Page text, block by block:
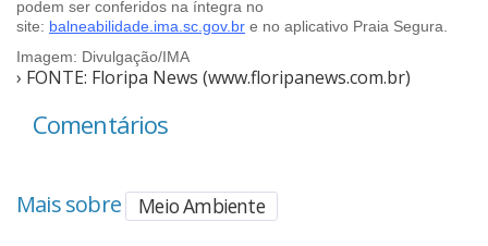
podem ser conferidos na íntegra no
site: balneabilidade.ima.sc.gov.br e no aplicativo Praia Segura.
Imagem: Divulgação/IMA
› FONTE: Floripa News (www.floripanews.com.br)
Comentários
Mais sobre Meio Ambiente